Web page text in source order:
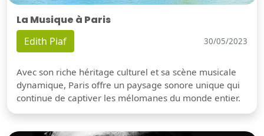
La Musique à Paris
Edith Piaf 30/05/2023
Avec son riche héritage culturel et sa scène musicale
dynamique, Paris offre un paysage sonore unique qui
continue de captiver les mélomanes du monde entier.